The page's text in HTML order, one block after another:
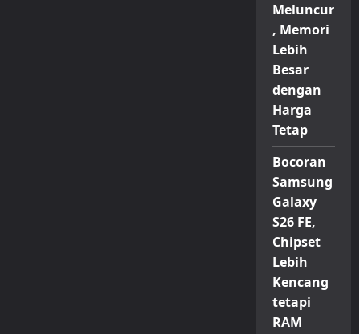
Meluncur
, Memori
Lebih
Besar
dengan
Harga
Tetap
Bocoran
Samsung
Galaxy
S26 FE,
Chipset
Lebih
Kencang
tetapi
RAM